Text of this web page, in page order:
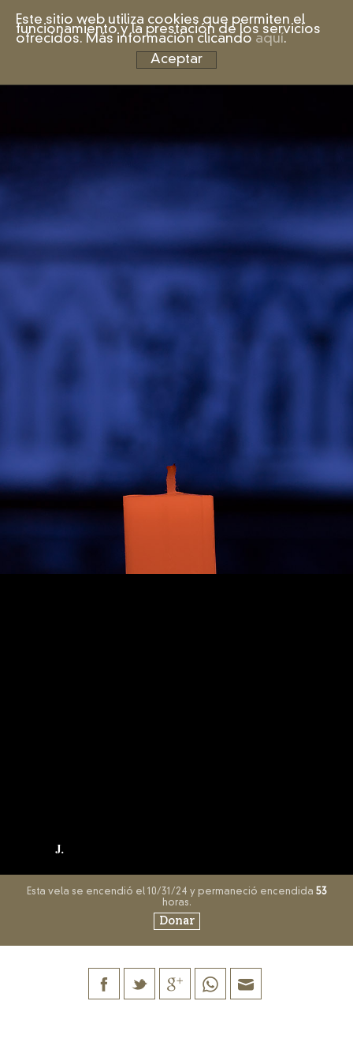
Este sitio web utiliza cookies que permiten el
funcionamiento y la prestación de los servicios
ofrecidos. Más información clicando aquí.
Aceptar
J.
Esta vela se encendió el 10/31/24 y permaneció encendida 53
horas.
Donar